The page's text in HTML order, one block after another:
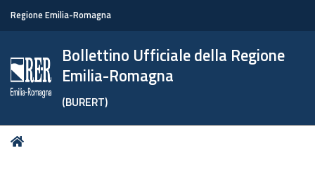
Regione Emilia-Romagna
Bollettino Ufficiale della Regione
Emilia-Romagna
(BURERT)
Tu